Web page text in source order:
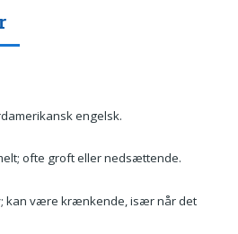
engelsk.
ofte groft eller nedsættende.
kan være krænkende, især når det